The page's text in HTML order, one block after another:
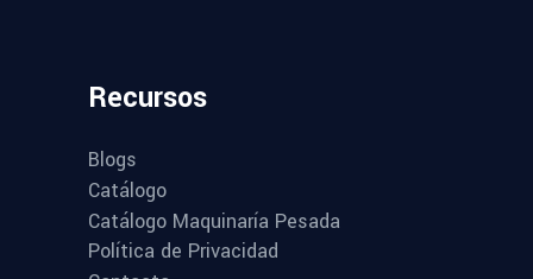
Recursos
Blogs
Catálogo
Catálogo Maquinaría Pesada
Política de Privacidad